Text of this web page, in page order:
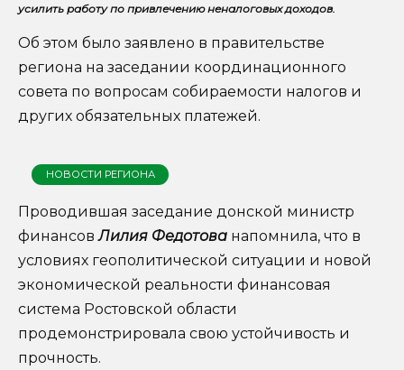
усилить работу по привлечению неналоговых доходов.
Об этом было заявлено в правительстве
региона на заседании координационного
совета по вопросам собираемости налогов и
других обязательных платежей.
НОВОСТИ РЕГИОНА
Проводившая заседание донской министр
финансовЛилия Федотова напомнила, что в
условиях геополитической ситуации и новой
экономической реальности финансовая
система Ростовской области
продемонстрировала свою устойчивость и
прочность.